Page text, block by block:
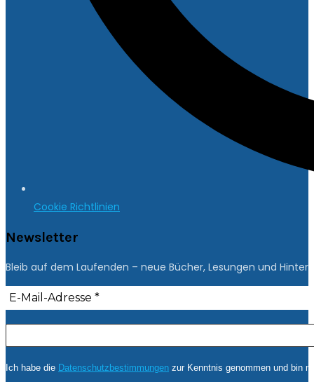
Cookie Richtlinien
Newsletter
Bleib auf dem Laufenden – neue Bücher, Lesungen und
Ich habe die Datenschutzbestimmungen zur Kenntnis genommen und bin